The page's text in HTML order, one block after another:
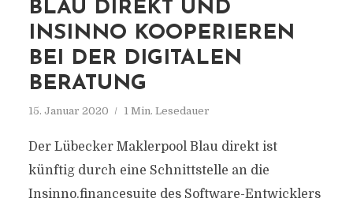
BLAU DIREKT UND
INSINNO KOOPERIEREN
BEI DER DIGITALEN
BERATUNG
15. Januar 2020 1 Min. Lesedauer
Der Lübecker Maklerpool Blau direkt ist
künftig durch eine Schnittstelle an die
Insinno.financesuite des Software-Entwicklers